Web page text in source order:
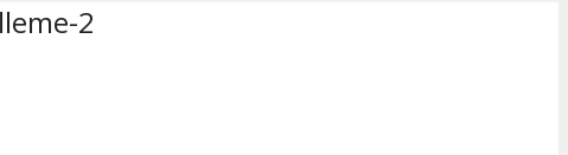
2